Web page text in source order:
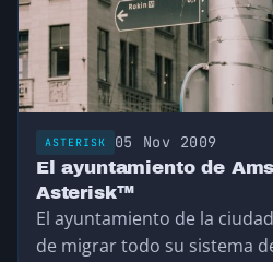
ASTERISK 05 Nov 2009
El ayuntamiento de
Asterisk™
El ayuntamiento de la
de migrar todo su sistema